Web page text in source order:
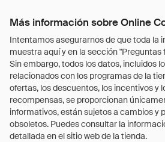
Más información sobre Online
Intentamos asegurarnos de que toda la
muestra aquí y en la sección
Sin embargo, todos los datos, incluidos
relacionados con los programas de la
ofertas, los descuentos, los incentivos y
recompensas, se proporcionan
informativos, están sujetos a cambios y
obsoletos. Puedes consultar la
detallada en el sitio web de la tienda.